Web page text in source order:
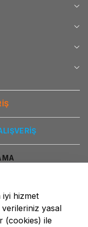
iyi hizmet
verileriniz yasal
(cookies) ile